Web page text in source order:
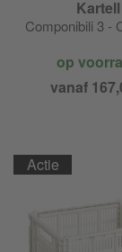
Kartell
Componibili 3 -
op
vanaf
Actie